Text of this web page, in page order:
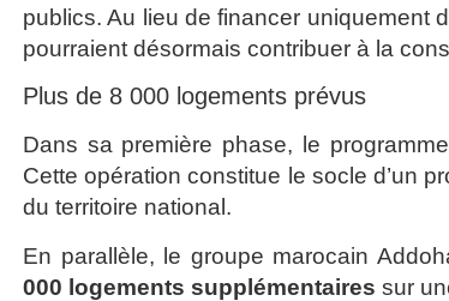
publics. Au lieu de financer uniquement
pourraient désormais contribuer à la
Plus de 8 000 logements prévus
Dans sa première phase, le
Cette opération constitue le socle d’un
du territoire national.
En parallèle, le groupe marocain
000 logements supplémentaires sur